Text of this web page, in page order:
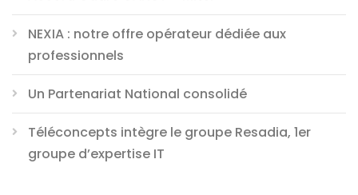
NEXIA : notre offre opérateur dédiée aux
professionnels
Un Partenariat National consolidé
Téléconcepts intègre le groupe Resadia, 1er
groupe d’expertise IT